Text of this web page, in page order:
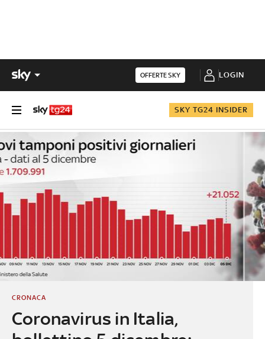
OFFERTE SKY LOGIN
SKY TG24 INSIDER
Coronavirus in Italia,
CRONACA